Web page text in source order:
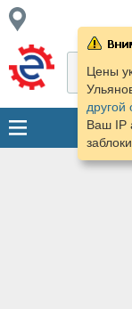
Цены
другой
Ваш IP